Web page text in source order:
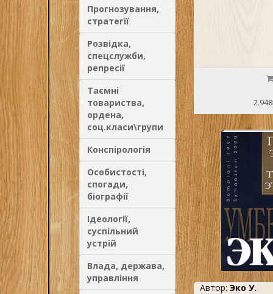
Прогнозування,
стратегії
Розвідка,
спецслужби,
репресії
Таємні
товариства,
ордена,
соц.класи\групи
Конспірологія
Особистості,
спогади,
біографії
Ідеології,
суспільний
устрій
Влада, держава,
управління
Автор: Эко У.